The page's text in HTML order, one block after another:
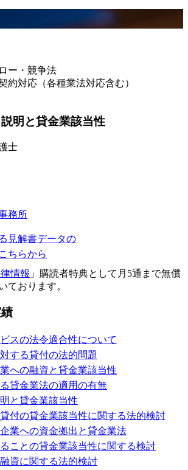
ー・競争法
約対応（各種業法対応含む）
明と貸金業該当性
士
務所
見解書データの
ちらから
情報 」購読者特典として月5通まで無償
ております。
スの法令適合性について
する貸付の法的問題
への融資と貸金業該当性
貸金業法の適用の有無
と貸金業該当性
付の貸金業該当性に関する法的検討
業への資金拠出と貸金業法
ことの貸金業該当性に関する検討
資に関する法的検討